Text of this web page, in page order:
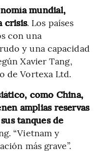
mundial,
crisis. Los países
con una
y una capacidad
Xavier Tang,
de Vortexa Ltd.
como China,
amplias reservas
tanques de
“Vietnam y
más grave”.